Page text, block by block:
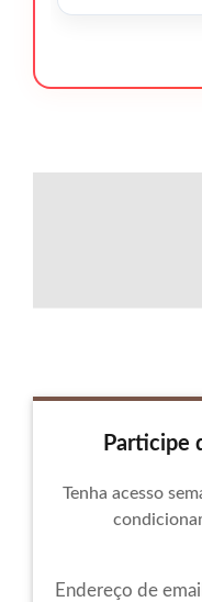
Participe
Tenha acesso
Endereço de email